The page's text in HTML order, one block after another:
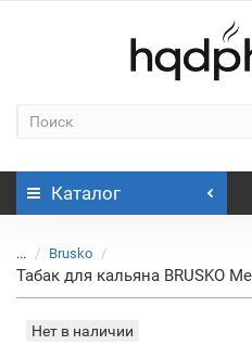
Каталог
... Brusko
Табак для кальяна BRUSKO
Нет в наличии